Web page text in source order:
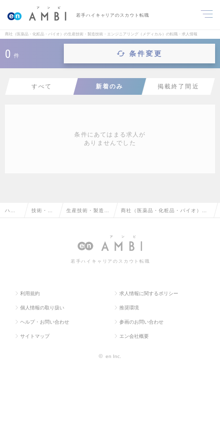
若手ハイキャリアのスカウト転職
商社（医薬品・化粧品・バイオ）の生産技術・製造技術・エンジニアリング（メディカル）の転職・求人情報
0 件 条件変更
すべて 新着のみ 掲載終了間近
条件にあてはまる求人が
ありませんでした
ハイ 技術・専 生産技術・製造技
ング（メディカ
商社（医薬品・化粧品・バイオ）の
ング（メディカル）の転職・求人情
若手ハイキャリアのスカウト転職
利用規約 求人情報に関するポリシー
個人情報の取り扱い 推奨環境
ヘルプ・お問い合わせ 参画のお問い合わせ
サイトマップ エン会社概要
© en Inc.